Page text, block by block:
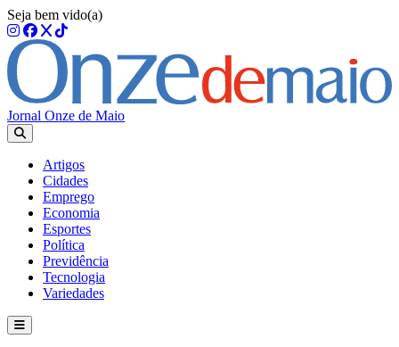
Seja bem vido(a)
Jornal Onze de Maio
Artigos
Cidades
Emprego
Economia
Esportes
Política
Previdência
Tecnologia
Variedades